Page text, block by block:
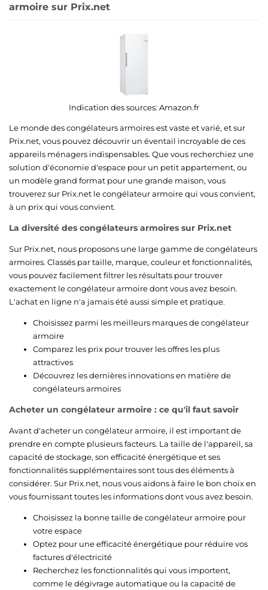
armoire sur Prix.net
Indication des sources: Amazon.fr
Le monde des congélateurs armoires est vaste et varié, et sur
Prix.net, vous pouvez découvrir un éventail incroyable de ces
appareils ménagers indispensables. Que vous recherchiez une
solution d'économie d'espace pour un petit appartement, ou
un modèle grand format pour une grande maison, vous
trouverez sur Prix.net le congélateur armoire qui vous convient,
à un prix qui vous convient.
La diversité des congélateurs armoires sur Prix.net
Sur Prix.net, nous proposons une large gamme de congélateurs
armoires. Classés par taille, marque, couleur et fonctionnalités,
vous pouvez facilement filtrer les résultats pour trouver
exactement le congélateur armoire dont vous avez besoin.
L'achat en ligne n'a jamais été aussi simple et pratique.
Choisissez parmi les meilleurs marques de congélateur
armoire
Comparez les prix pour trouver les offres les plus
attractives
Découvrez les dernières innovations en matière de
congélateurs armoires
Acheter un congélateur armoire : ce qu'il faut savoir
Avant d'acheter un congélateur armoire, il est important de
prendre en compte plusieurs facteurs. La taille de l'appareil, sa
capacité de stockage, son efficacité énergétique et ses
fonctionnalités supplémentaires sont tous des éléments à
considérer. Sur Prix.net, nous vous aidons à faire le bon choix en
vous fournissant toutes les informations dont vous avez besoin.
Choisissez la bonne taille de congélateur armoire pour
votre espace
Optez pour une efficacité énergétique pour réduire vos
factures d'électricité
Recherchez les fonctionnalités qui vous importent,
comme le dégivrage automatique ou la capacité de